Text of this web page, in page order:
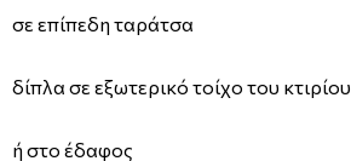
σε επίπεδη ταράτσα
δίπλα σε εξωτερικό τοίχο του κτιρίου
ή στο έδαφος